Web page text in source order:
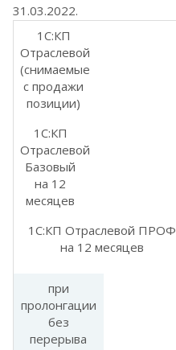
31.03.2022.
1С:КП
Отраслевой
(снимаемые
с продажи
позиции)
1С:КП
Отраслевой
Базовый
на 12
месяцев
1С:КП Отраслевой ПРОФ
на 12 месяцев
при
пролонгации
без
перерыва